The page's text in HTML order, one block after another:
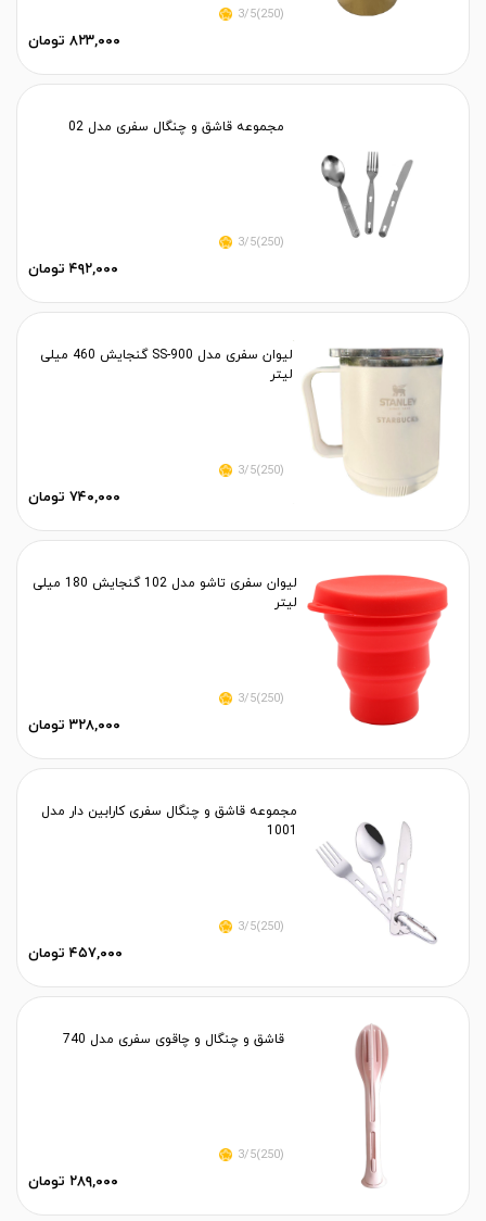
(250)3/5
۸۲۳,۰۰۰ تومان
مجموعه قاشق و چنگال سفری مدل 02
(250)3/5
۴۹۲,۰۰۰ تومان
لیوان سفری مدل SS-900 گنجایش 460 میلی
لیتر
(250)3/5
۷۴۰,۰۰۰ تومان
لیوان سفری تاشو مدل 102 گنجایش 180 میلی
لیتر
(250)3/5
۳۲۸,۰۰۰ تومان
مجموعه قاشق و چنگال سفری کارابین دار مدل
1001
(250)3/5
۴۵۷,۰۰۰ تومان
قاشق و چنگال و چاقوی سفری مدل 740
(250)3/5
۲۸۹,۰۰۰ تومان